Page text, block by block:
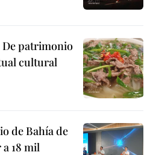
De patrimonio
cultural
de Bahía de
18 mil